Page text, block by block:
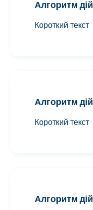
Алгоритм дій
Короткий текст
Алгоритм дій
Короткий текст
Алгоритм дій